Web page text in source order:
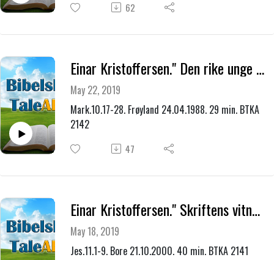
62
Einar Kristoffersen." Den rike unge mann."
May 22, 2019
Mark.10.17-28. Frøyland 24.04.1988. 29 min. BTKA
2142
47
Einar Kristoffersen." Skriftens vitnesbyrd om Jesus."
May 18, 2019
Jes.11.1-9. Bore 21.10.2000. 40 min. BTKA 2141